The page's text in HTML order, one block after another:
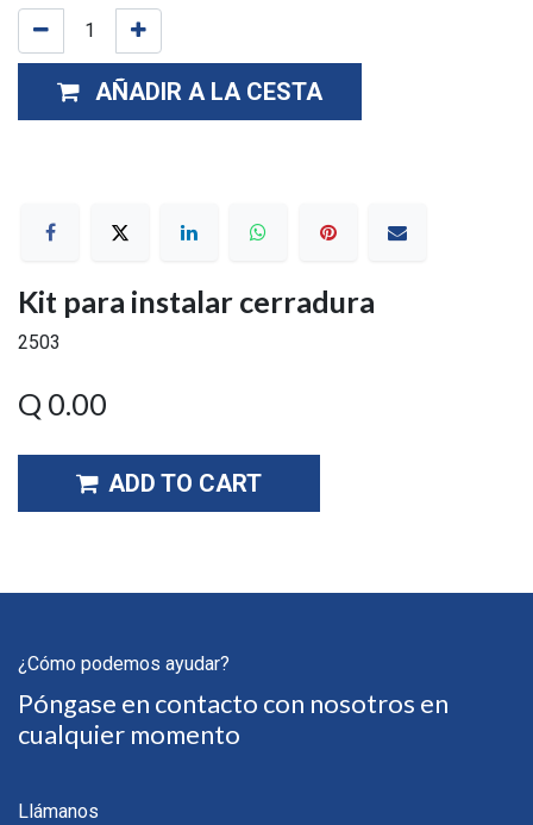
AÑADIR A LA CESTA
Kit para instalar cerradura
2503
Q 0.00
ADD TO CART
¿Cómo podemos ayudar?
Póngase en contacto con nosotros en
cualquier momento
Llámanos